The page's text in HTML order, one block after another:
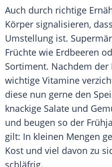
Auch durch richtige
Körper signalisieren,
Umstellung ist.
Früchte wie Erdbeeren
Sortiment. Nachdem
wichtige Vitamine
diese nun gerne den
knackige Salate und
und beugen so der
gilt: In kleinen Mengen
Kost und viel davon zu